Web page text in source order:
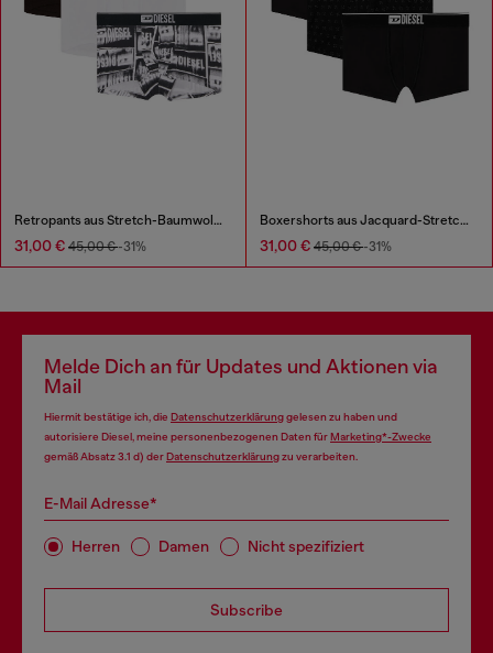
Retropants aus Stretch-Baumwolle im Dreierpack
31,00 € 45,00 €-31%
Boxershorts aus Jacquard-Stretchbaumwolle im Dreierpack
31,00 € 45,00 €-31%
Melde Dich an für Updates und Aktionen via
Mail
Hiermit bestätige ich, die Datenschutzerklärunggelesen zu haben und
autorisiere Diesel, meine personenbezogenen Daten fürMarketing*-Zwecke
gemäß Absatz 3.1 d) derDatenschutzerklärungzu verarbeiten.
E-Mail Adresse*
Herren Damen Nicht spezifiziert
Subscribe